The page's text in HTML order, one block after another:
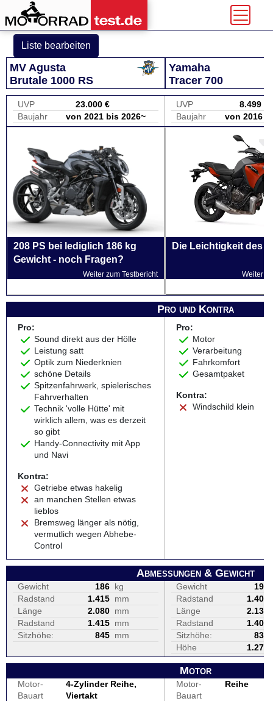
Liste bearbeiten
MV Agusta
Brutale 1000 RS
Yamaha
Tracer 700
UVP
23.000 €
Baujahr
von 2021 bis 2026~
UVP
8.499 €
Baujahr
von 2016
208 PS bei lediglich 186 kg
Gewicht - noch Fragen?
Weiter zum Testbericht
Die Leichtigkeit des
Weiter
Pro und Kontra
Pro:
Sound direkt aus der Hölle
Leistung satt
Optik zum Niederknien
schöne Details
Spitzenfahrwerk, spielerisches
Fahrverhalten
Technik 'volle Hütte' mit
wirklich allem, was es derzeit
so gibt
Handy-Connectivity mit App
und Navi
Kontra:
Getriebe etwas hakelig
an manchen Stellen etwas
lieblos
Bremsweg länger als nötig,
vermutlich wegen Abhebe-
Control
Pro:
Motor
Verarbeitung
Fahrkomfort
Gesamtpaket
Kontra:
Windschild klein
Abmessungen & Gewicht
Gewicht 186 kg
Radstand
1.415 mm
Länge
2.080 mm
Radstand
1.415 mm
Sitzhöhe:
845 mm
Gewicht
196
Radstand
1.404
Länge
2.138
Radstand
1.404
Sitzhöhe:
835
Höhe
1.270
Motor
Motor-
Bauart
4-Zylinder Reihe,
Viertakt
Motor-
Bauart
Reihe